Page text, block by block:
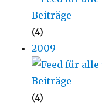
(4)
2009
(4)